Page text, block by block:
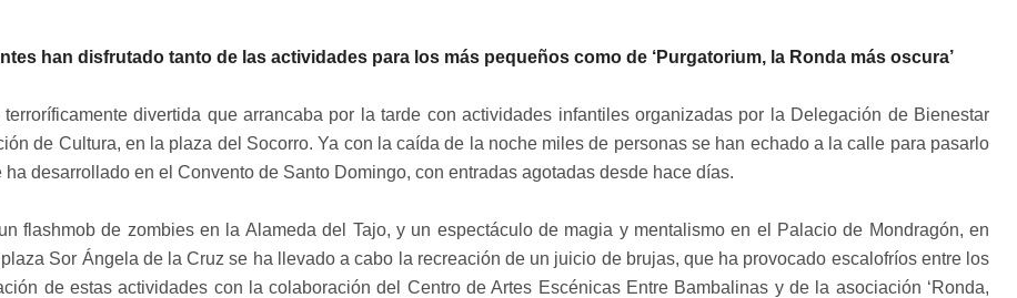
han disfrutado tanto de las actividades para los más pequeños como de ‘Purgatorium, la Ronda más oscura’
divertida que arrancaba por la tarde con actividades infantiles organizadas por la Delegación de Bienestar
de Cultura, en la plaza del Socorro. Ya con la caída de la noche miles de personas se han echado a la calle para pasarlo
ha desarrollado en el Convento de Santo Domingo, con entradas agotadas desde hace días.
flashmob de zombies en la Alameda del Tajo, y un espectáculo de magia y mentalismo en el Palacio de Mondragón, en
Sor Ángela de la Cruz se ha llevado a cabo la recreación de un juicio de brujas, que ha provocado escalofríos entre los
de estas actividades con la colaboración del Centro de Artes Escénicas Entre Bambalinas y de la asociación ‘Ronda,